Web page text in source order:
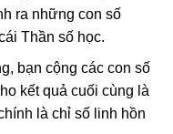
ra những con số
Thần số học.
bạn cộng các con số
kết quả cuối cùng là
là chỉ số linh hồn